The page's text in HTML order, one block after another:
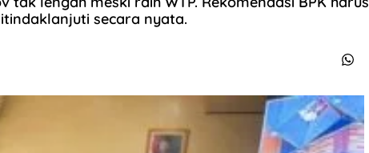
secara nyata.